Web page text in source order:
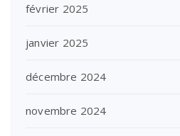
février 2025
janvier 2025
décembre 2024
novembre 2024